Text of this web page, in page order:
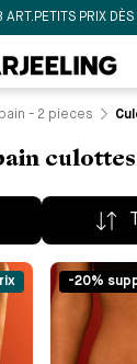
PRIX DÈS 12€
- 2 pieces
-20%